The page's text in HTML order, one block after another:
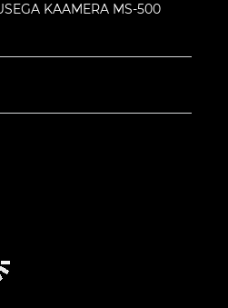
KAAMERA MS-500